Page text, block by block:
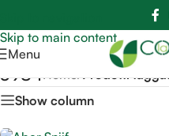
Skip to main content
Sei hai domande contattaci
Menu
3984
Show column